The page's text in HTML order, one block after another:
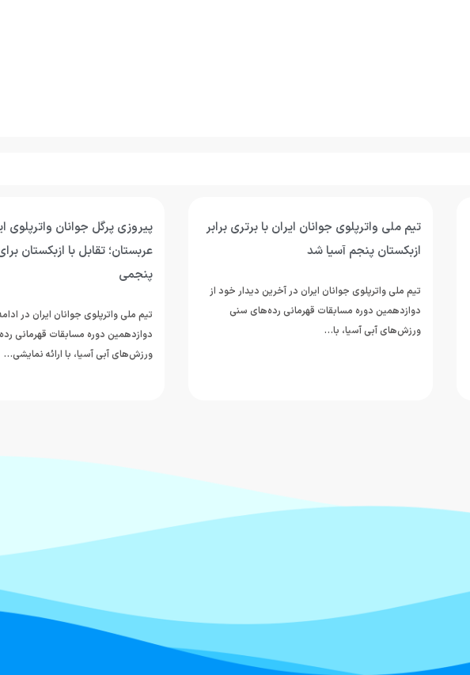
تیم ملی واترپلوی جوانان ایران با برتری برابر
ازبکستان پنجم آسیا شد
تیم ملی واترپلوی جوانان ایران در آخرین دیدار خود از
دوازدهمین دوره مسابقات قهرمانی رده‌های سنی
ورزش‌های آبی آسیا، با…
پیروزی پرگل جوانان واترپلوی
عربستان؛ تقابل با ازبکستان
پنجمی
تیم ملی واترپلوی جوانان ایران در
دوازدهمین دوره مسابقات قهرمانی
ورزش‌های آبی آسیا، با ارائه نمایشی…